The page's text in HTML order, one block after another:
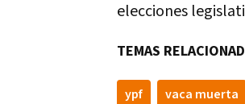
elecciones
TEMAS
ypf vaca muerta